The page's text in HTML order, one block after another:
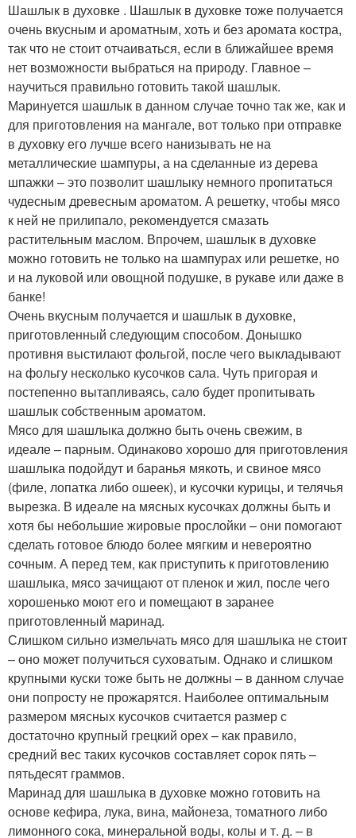
Шашлык в духовке . Шашлык в духовке тоже получается
очень вкусным и ароматным, хоть и без аромата костра,
так что не стоит отчаиваться, если в ближайшее время
нет возможности выбраться на природу. Главное –
научиться правильно готовить такой шашлык.
Маринуется шашлык в данном случае точно так же, как и
для приготовления на мангале, вот только при отправке
в духовку его лучше всего нанизывать не на
металлические шампуры, а на сделанные из дерева
шпажки – это позволит шашлыку немного пропитаться
чудесным древесным ароматом. А решетку, чтобы мясо
к ней не прилипало, рекомендуется смазать
растительным маслом. Впрочем, шашлык в духовке
можно готовить не только на шампурах или решетке, но
и на луковой или овощной подушке, в рукаве или даже в
банке!
Очень вкусным получается и шашлык в духовке,
приготовленный следующим способом. Донышко
противня выстилают фольгой, после чего выкладывают
на фольгу несколько кусочков сала. Чуть пригорая и
постепенно вытапливаясь, сало будет пропитывать
шашлык собственным ароматом.
Мясо для шашлыка должно быть очень свежим, в
идеале – парным. Одинаково хорошо для приготовления
шашлыка подойдут и баранья мякоть, и свиное мясо
(филе, лопатка либо ошеек), и кусочки курицы, и телячья
вырезка. В идеале на мясных кусочках должны быть и
хотя бы небольшие жировые прослойки – они помогают
сделать готовое блюдо более мягким и невероятно
сочным. А перед тем, как приступить к приготовлению
шашлыка, мясо зачищают от пленок и жил, после чего
хорошенько моют его и помещают в заранее
приготовленный маринад.
Слишком сильно измельчать мясо для шашлыка не стоит
– оно может получиться суховатым. Однако и слишком
крупными куски тоже быть не должны – в данном случае
они попросту не прожарятся. Наиболее оптимальным
размером мясных кусочков считается размер с
достаточно крупный грецкий орех – как правило,
средний вес таких кусочков составляет сорок пять –
пятьдесят граммов.
Маринад для шашлыка в духовке можно готовить на
основе кефира, лука, вина, майонеза, томатного либо
лимонного сока, минеральной воды, колы и т. д. – в